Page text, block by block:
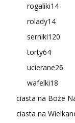
rogaliki14
rolady14
serniki120
torty64
ucierane26
wafelki18
ciasta na Boże
ciasta na